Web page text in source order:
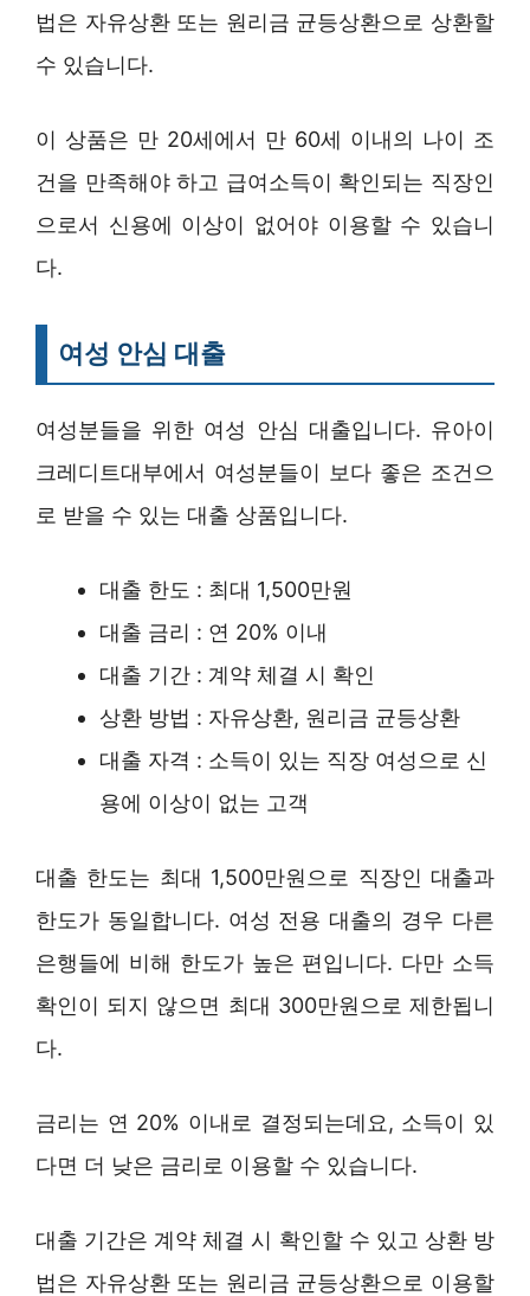
법은 자유상환 또는 원리금 균등상환으로 상환할
수 있습니다.
이 상품은 만 20세에서 만 60세 이내의 나이 조
건을 만족해야 하고 급여소득이 확인되는 직장인
으로서 신용에 이상이 없어야 이용할 수 있습니
다.
여성 안심 대출
여성분들을 위한 여성 안심 대출입니다. 유아이
크레디트대부에서 여성분들이 보다 좋은 조건으
로 받을 수 있는 대출 상품입니다.
대출 한도 : 최대 1,500만원
대출 금리 : 연 20% 이내
대출 기간 : 계약 체결 시 확인
상환 방법 : 자유상환, 원리금 균등상환
대출 자격 : 소득이 있는 직장 여성으로 신
용에 이상이 없는 고객
대출 한도는 최대 1,500만원으로 직장인 대출과
한도가 동일합니다. 여성 전용 대출의 경우 다른
은행들에 비해 한도가 높은 편입니다. 다만 소득
확인이 되지 않으면 최대 300만원으로 제한됩니
다.
금리는 연 20% 이내로 결정되는데요, 소득이 있
다면 더 낮은 금리로 이용할 수 있습니다.
대출 기간은 계약 체결 시 확인할 수 있고 상환 방
법은 자유상환 또는 원리금 균등상환으로 이용할